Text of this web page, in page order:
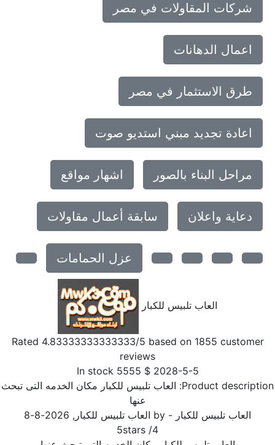
شركات المقاولات في مصر
اعمال الدهانات
طرق الاستثمار في مصر
اعادة تجديد مبني استديو صوت
مراحل البناء بالصور اشهار مواقع
دعاية واعلان سابقة أعمال مقاولات
عزل الحمامات
العاب تلبيس للكبار
Rated4.83333333333333/5 based on1855customer
reviews
2028-5-5
$
5555
In stock
Product العاب تلبيس للكبار مكان الخدمه التى تبحث
عنها
العاب تلبيس للكبار- by العاب تلبيس للكبار,
2026-8-8
/
5stars